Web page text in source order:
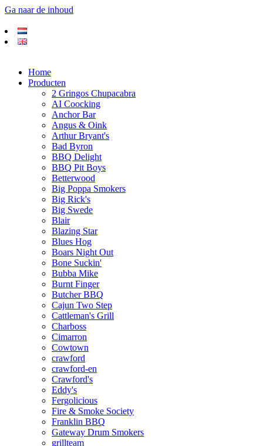
Ga naar de inhoud
Home
Producten
2 Gringos Chupacabra
AI Coocking
Anchor Bar
Angus & Oink
Arthur Bryant's
Bad Byron
BBQ Delight
BBQ Pit Boys
Betterwood
Big Poppa Smokers
Big Rick's
Big Swede
Blair
Blazing Star
Blues Hog
Boars Night Out
Bone Suckin'
Bubba Mike
Burnt Finger
Butcher BBQ
Cajun Two Step
Cattleman's Grill
Charboss
Cimarron
Cowtown
crawford
crawford-en
Crawford's
Eddy's
Fergolicious
Fire & Smoke Society
Franklin BBQ
Gateway Drum Smokers
grillteam